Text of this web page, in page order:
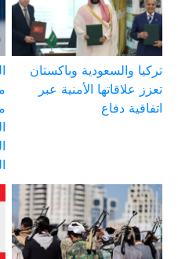
تركيا والسعودية وباكستان
تعزز علاقاتها الأمنية عبر
اتفاقية دفاع